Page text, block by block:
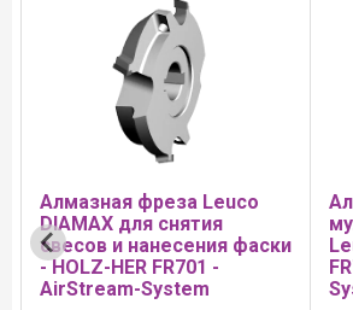
фреза Leuco
снятия
нанесения фаски
FR701 -
System
Aлмазная
Leuco DIAMAX
FR701 - Multi -
System